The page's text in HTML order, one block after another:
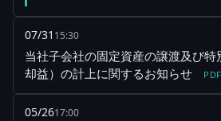
07/31 15:30
当社子会社の固定資産の譲渡及び
却益）の計上に関するお知らせ
05/2617:00